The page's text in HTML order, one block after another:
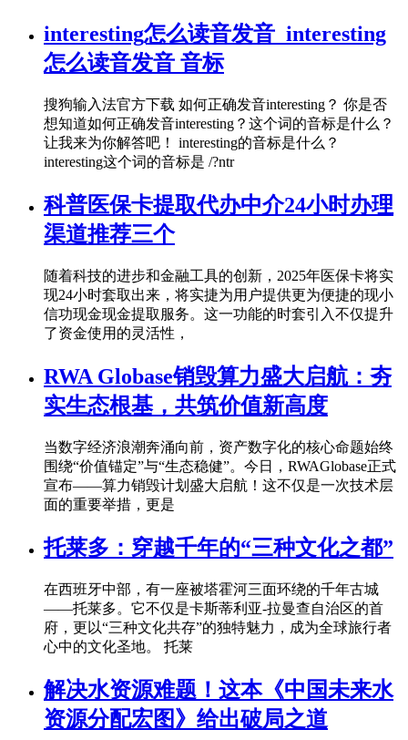
interesting怎么读音发音_interesting
怎么读音发音 音标
搜狗输入法官方下载 如何正确发音interesting？ 你是否
想知道如何正确发音interesting？这个词的音标是什么？
让我来为你解答吧！ interesting的音标是什么？
interesting这个词的音标是 /?ntr
科普医保卡提取代办中介24小时办理
渠道推荐三个
随着科技的进步和金融工具的创新，2025年医保卡将实
现24小时套取出来，将实捷为用户提供更为便捷的现小
信功现金现金提取服务。这一功能的时套引入不仅提升
了资金使用的灵活性，
RWA Globase销毁算力盛大启航：夯
实生态根基，共筑价值新高度
当数字经济浪潮奔涌向前，资产数字化的核心命题始终
围绕“价值锚定”与“生态稳健”。今日，RWAGlobase正式
宣布——算力销毁计划盛大启航！这不仅是一次技术层
面的重要举措，更是
托莱多：穿越千年的“三种文化之都”
在西班牙中部，有一座被塔霍河三面环绕的千年古城
——托莱多。它不仅是卡斯蒂利亚-拉曼查自治区的首
府，更以“三种文化共存”的独特魅力，成为全球旅行者
心中的文化圣地。 托莱
解决水资源难题！这本《中国未来水
资源分配宏图》给出破局之道